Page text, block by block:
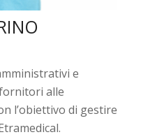
e
alle
l’obiettivo di gestire